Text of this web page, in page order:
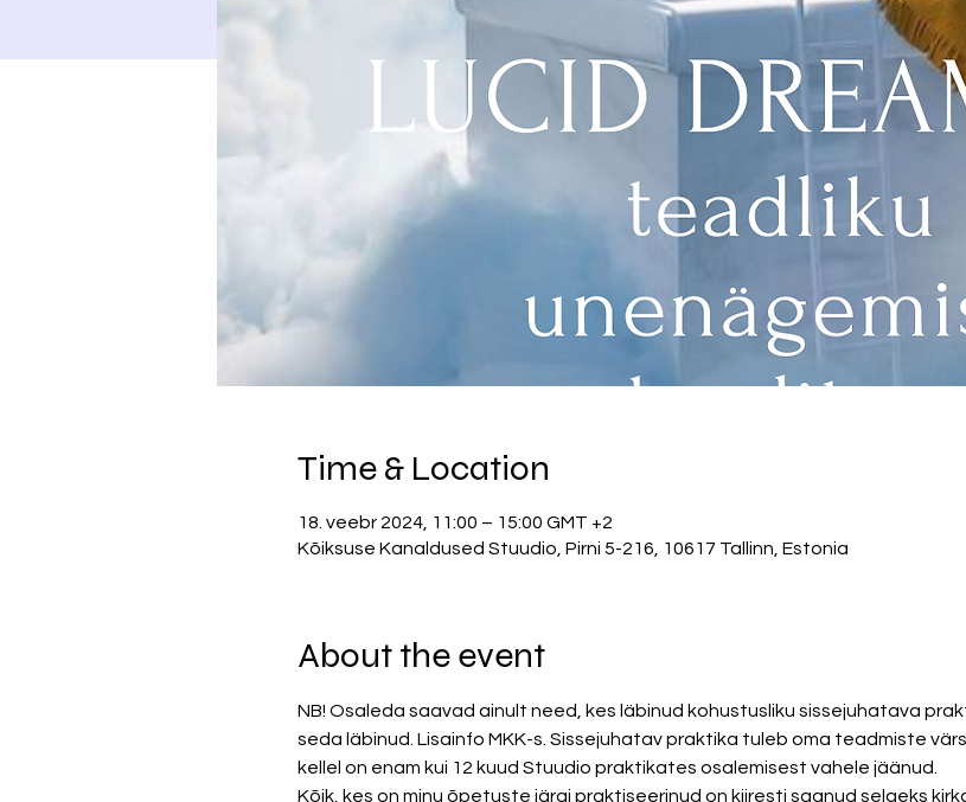
Time & Location
18. veebr 2024, 11:00 – 15:00 GMT +2
Kõiksuse Kanaldused Stuudio, Pirni 5-216, 10617 Tallinn, Estonia
About the event
NB! Osaleda saavad ainult need, kes läbinud kohustusliku sissejuhatava
seda läbinud. Lisainfo MKK-s. Sissejuhatav praktika tuleb oma teadmiste
kellel on enam kui 12 kuud Stuudio praktikates osalemisest vahele jäänud.
Kõik, kes on minu õpetuste järgi praktiseerinud on kiiresti saanud selgeks